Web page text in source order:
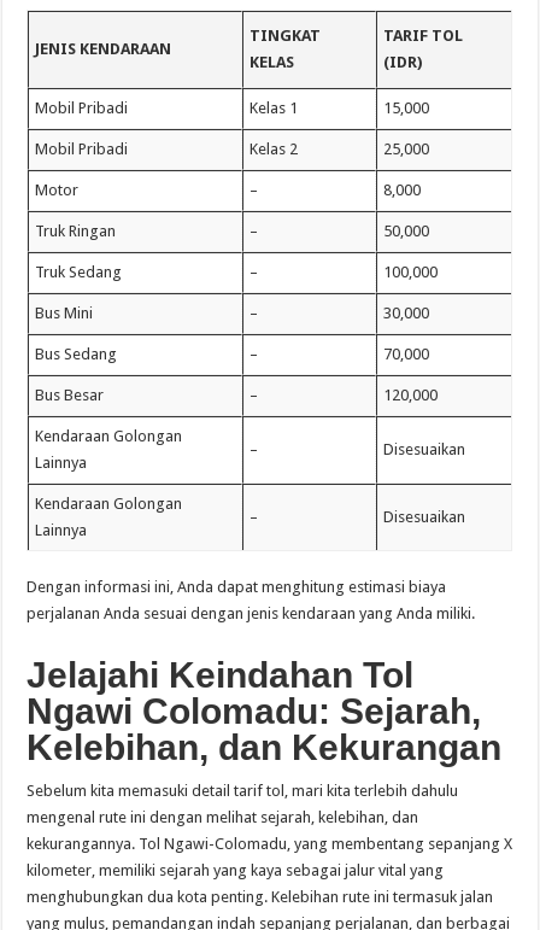
JENIS KENDARAAN
TINGKAT
KELAS
TARIF TOL
(IDR)
Mobil Pribadi Kelas 1 15,000
Mobil Pribadi Kelas 2 25,000
Motor – 8,000
Truk Ringan – 50,000
Truk Sedang – 100,000
Bus Mini – 30,000
Bus Sedang – 70,000
Bus Besar – 120,000
Kendaraan Golongan
Lainnya
– Disesuaikan
Kendaraan Golongan
Lainnya
– Disesuaikan
Dengan informasi ini, Anda dapat menghitung estimasi biaya
perjalanan Anda sesuai dengan jenis kendaraan yang Anda miliki.
Jelajahi Keindahan Tol
Ngawi Colomadu: Sejarah,
Kelebihan, dan Kekurangan
Sebelum kita memasuki detail tarif tol, mari kita terlebih dahulu
mengenal rute ini dengan melihat sejarah, kelebihan, dan
kekurangannya. Tol Ngawi-Colomadu, yang membentang sepanjang X
kilometer, memiliki sejarah yang kaya sebagai jalur vital yang
menghubungkan dua kota penting. Kelebihan rute ini termasuk jalan
yang mulus, pemandangan indah sepanjang perjalanan, dan berbagai